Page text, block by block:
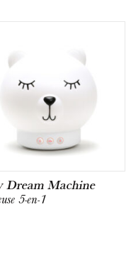
Dream Machine
5-en-1